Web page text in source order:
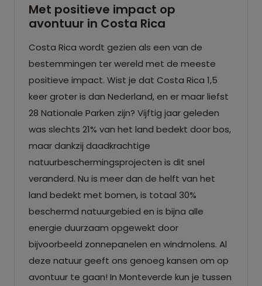
Met positieve impact op
avontuur in Costa Rica
Costa Rica wordt gezien als een van de
bestemmingen ter wereld met de meeste
positieve impact. Wist je dat Costa Rica 1,5
keer groter is dan Nederland, en er maar liefst
28 Nationale Parken zijn? Vijftig jaar geleden
was slechts 21% van het land bedekt door bos,
maar dankzij daadkrachtige
natuurbeschermingsprojecten is dit snel
veranderd. Nu is meer dan de helft van het
land bedekt met bomen, is totaal 30%
beschermd natuurgebied en is bijna alle
energie duurzaam opgewekt door
bijvoorbeeld zonnepanelen en windmolens. Al
deze natuur geeft ons genoeg kansen om op
avontuur te gaan! In Monteverde kun je tussen